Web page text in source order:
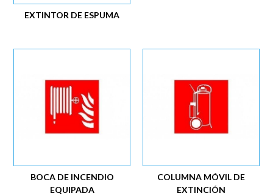
EXTINTOR DE ESPUMA
COLUMNA MÓVIL DE
EXTINCIÓN
BOCA DE INCENDIO
EQUIPADA